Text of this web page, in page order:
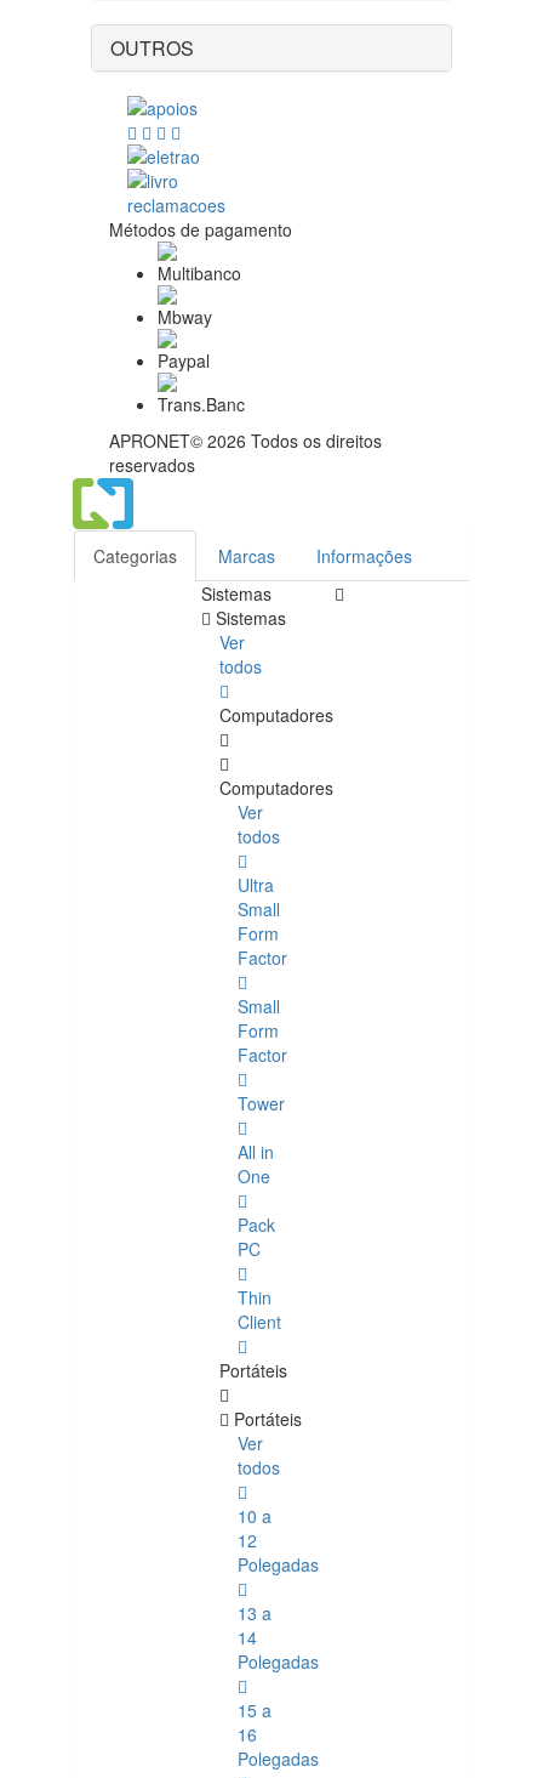
OUTROS
Métodos de pagamento
APRONET© 2026 Todos os direitos
reservados
Categorias Marcas
Informações
Sistemas
Sistemas
Ver
todos
Computadores
Computadores
Ver
todos
Ultra
Small
Form
Factor
Small
Form
Factor
Tower
All in
One
Pack
PC
Thin
Client
Portáteis
Portáteis
Ver
todos
10 a
12
Polegadas
13 a
14
Polegadas
15 a
16
Polegadas